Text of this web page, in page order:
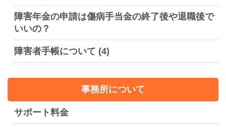
障害年金の申請は傷病手当金の終了後や退職後で
いいの？
障害者手帳について (4)
事務所について
サポート料金